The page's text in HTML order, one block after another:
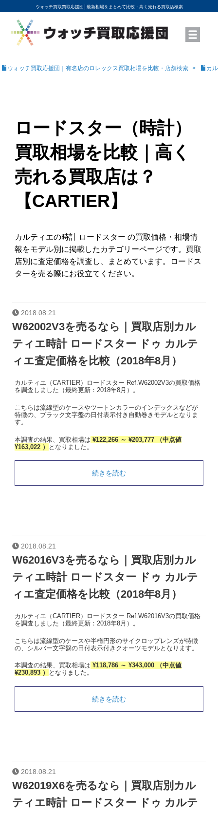
ウォッチ買取買取応援団│ 最新相場をまとめて比較・高く売れる買取店検索
YouTubeで動画を公開中
ROLEXモデル名から買取相場を調べる
高級時計ブランド名から買取相場を調べる
地域から買取店を探す
店舗名から買取店を探す
ブランド時計を高く売る方法
買取査定を依頼する
ウォッチ買取応援団｜有名店のロレックス買取相場を比較・店舗検索 カ
ロードスター（時計）
買取相場を比較｜高く
売れる買取店は？
【CARTIER】
カルティエの時計 ロードスター の買取価格・相場情
報をモデル別に掲載したカテゴリーページです。買取
店別に査定価格を調査し、まとめています。ロードス
ターを売る際にお役立てください。
2018.08.21
W62002V3を売るなら｜買取店別カル
ティエ時計 ロードスター ドゥ カルテ
ィエ査定価格を比較（2018年8月）
カルティエ（CARTIER）ロードスター Ref.W62002V3の買取価格
を調査しました（最終更新：2018年8月）。
こちらは流線型のケースやツートンカラーのインデックスなどが
特徴の、ブラック文字盤の日付表示付き自動巻きモデルとなりま
す。
本調査の結果、買取相場は ¥122,266 ～ ¥203,777 （中点値
¥163,022 ）
となりました。
続きを読む
2018.08.21
W62016V3を売るなら｜買取店別カル
ティエ時計 ロードスター ドゥ カルテ
ィエ査定価格を比較（2018年8月）
カルティエ（CARTIER）ロードスター Ref.W62016V3の買取価格
を調査しました（最終更新：2018年8月）。
こちらは流線型のケースや半楕円形のサイクロップレンズが特徴
の、シルバー文字盤の日付表示付きクオーツモデルとなります。
本調査の結果、買取相場は ¥118,786 ～ ¥343,000 （中点値
¥230,893 ）
となりました。
続きを読む
2018.08.21
W62019X6を売るなら｜買取店別カル
ティエ時計 ロードスター ドゥ カルテ